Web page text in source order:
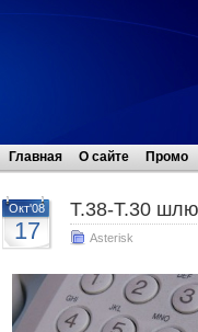
Главная О сайте Промо
Окт'08
17
T.38-T.30
Asterisk